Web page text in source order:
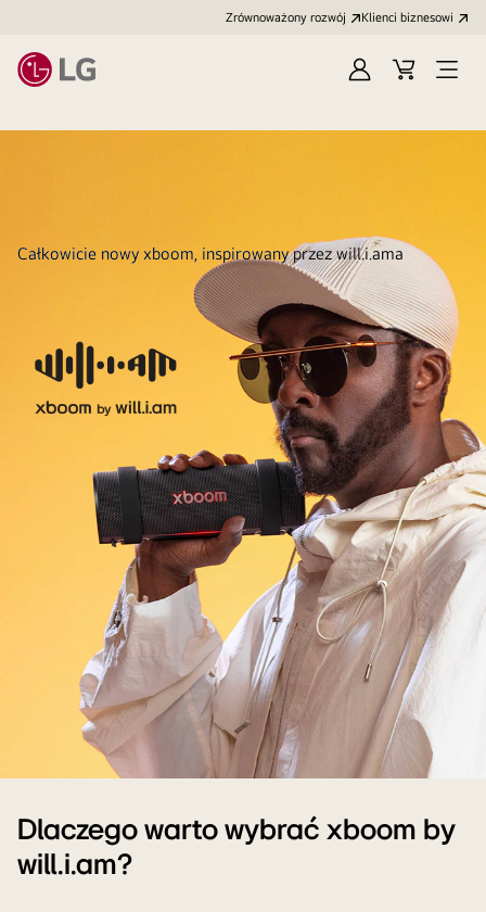
Zrównoważony rozwój Klienci biznesowi
ZalogujKoszyk
białym
stroju
Całkowicie nowy xboom, inspirowany przez will.i.ama
Dlaczego warto wybrać xboom by
will.i.am?